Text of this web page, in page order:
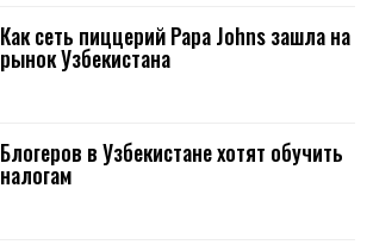
Как сеть пиццерий Papa Johns зашла на
рынок Узбекистана
Блогеров в Узбекистане хотят обучить
налогам